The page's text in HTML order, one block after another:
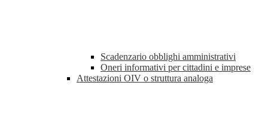
Scadenzario obblighi amministrativi
Oneri informativi per cittadini e imprese
Attestazioni OIV o struttura analoga